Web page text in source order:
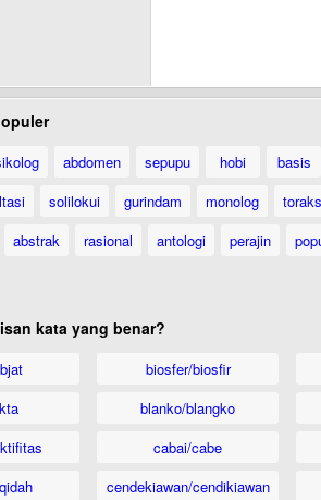
abdomen sepupu hobi basis
solilokui gurindam monolog toraks
abstrak rasional antologi perajin
kata yang benar?
biosfer/biosfir
blanko/blangko
cabai/cabe
cendekiawan/cendikiawan